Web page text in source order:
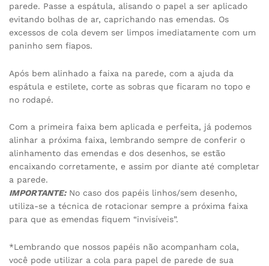
parede. Passe a espátula, alisando o papel a ser aplicado
evitando bolhas de ar, caprichando nas emendas. Os
excessos de cola devem ser limpos imediatamente com um
paninho sem fiapos.
Após bem alinhado a faixa na parede, com a ajuda da
espátula e estilete, corte as sobras que ficaram no topo e
no rodapé.
Com a primeira faixa bem aplicada e perfeita, já podemos
alinhar a próxima faixa, lembrando sempre de conferir o
alinhamento das emendas e dos desenhos, se estão
encaixando corretamente, e assim por diante até completar
a parede.
IMPORTANTE:No caso dos papéis linhos/sem desenho,
utiliza-se a técnica de rotacionar sempre a próxima faixa
para que as emendas fiquem “invisíveis”.
*Lembrando que nossos papéis não acompanham cola,
você pode utilizar a cola para papel de parede de sua